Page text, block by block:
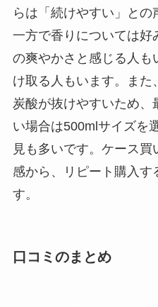
らは「続けやすい」との
一方で香りについては好
の爽やかさと感じる人も
け取る人もいます。また
炭酸が抜けやすいため、
い場合は500mlサイズを
見も多いです。ケース
感から、リピート購入す
す。
口コミのまとめ